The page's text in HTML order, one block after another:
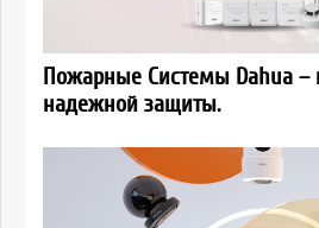
Пожарные Системы Dahua –
надежной защиты.